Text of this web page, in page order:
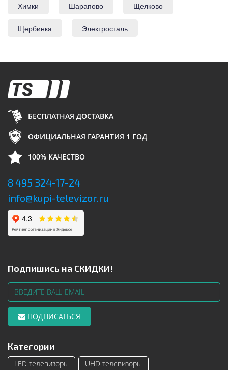
Химки Шарапово Щелково
Щербинка Электросталь
БЕСПЛАТНАЯ ДОСТАВКА
ОФИЦИАЛЬНАЯ ГАРАНТИЯ 1 ГОД
100% КАЧЕСТВО
8 495 324-17-24
info@kupi-televizor.ru
Подпишись на СКИДКИ!
ПОДПИСАТЬСЯ
Категории
LED телевизоры
UHD телевизоры